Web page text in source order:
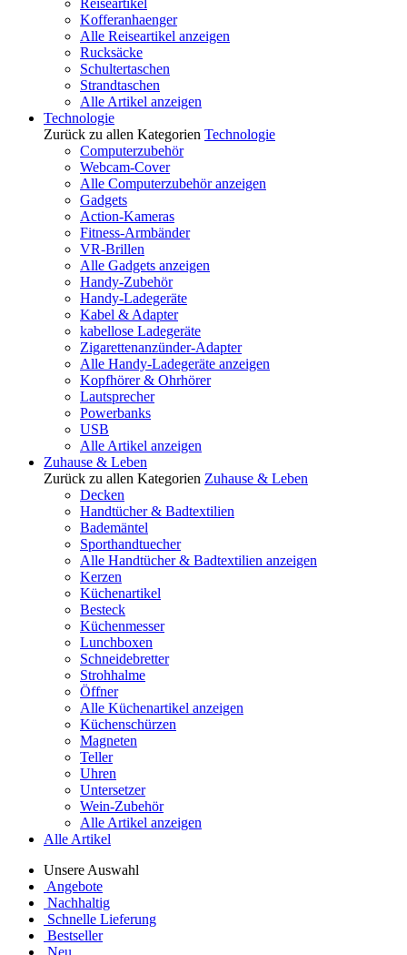
Reiseartikel
Kofferanhaenger
Alle Reiseartikel anzeigen
Rucksäcke
Schultertaschen
Strandtaschen
Alle Artikel anzeigen
Technologie
Zurück zu allen Kategorien Technologie
Computerzubehör
Webcam-Cover
Alle Computerzubehör anzeigen
Gadgets
Action-Kameras
Fitness-Armbänder
VR-Brillen
Alle Gadgets anzeigen
Handy-Zubehör
Handy-Ladegeräte
Kabel & Adapter
kabellose Ladegeräte
Zigarettenanzünder-Adapter
Alle Handy-Ladegeräte anzeigen
Kopfhörer & Ohrhörer
Lautsprecher
Powerbanks
USB
Alle Artikel anzeigen
Zuhause & Leben
Zurück zu allen Kategorien Zuhause & Leben
Decken
Handtücher & Badtextilien
Bademäntel
Sporthandtuecher
Alle Handtücher & Badtextilien anzeigen
Kerzen
Küchenartikel
Besteck
Küchenmesser
Lunchboxen
Schneidebretter
Strohhalme
Öffner
Alle Küchenartikel anzeigen
Küchenschürzen
Magneten
Teller
Uhren
Untersetzer
Wein-Zubehör
Alle Artikel anzeigen
Alle Artikel
Unsere Auswahl
Angebote
Nachhaltig
Schnelle Lieferung
Bestseller
Neu